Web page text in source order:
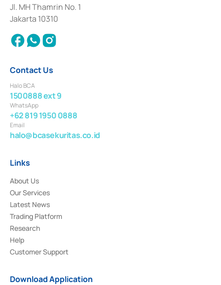
Institution for the Issuance, Transaction, and Administration and
Settlement of Commercial Paper Transactions whose license was issued in
2018.
Jl. MH Thamrin No. 1
Jakarta 10310
Contact Us
Halo BCA
1500888 ext 9
WhatsApp
+62 819 1950 0888
Email
halo@bcasekuritas.co.id
Links
About Us
Our Services
Latest News
Trading Platform
Research
Help
Customer Support
Download Application